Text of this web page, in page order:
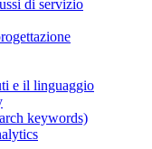
di servizio
e il linguaggio
keywords)